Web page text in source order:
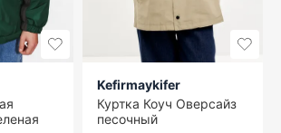
Kefirmaykifer
Куртка Коуч Оверсайз
песочный